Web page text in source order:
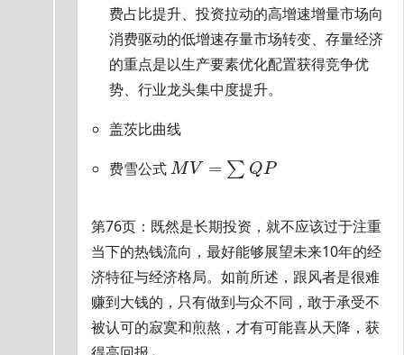
费占比提升、投资拉动的高增速增量市场向
消费驱动的低增速存量市场转变、存量经济
的重点是以生产要素优化配置获得竞争优
势、行业龙头集中度提升。
盖茨比曲线
费雪公式 M V = ∑ QP
第76页：既然是长期投资，就不应该过于注重
当下的热钱流向，最好能够展望未来10年的经
济特征与经济格局。如前所述，跟风者是很难
赚到大钱的，只有做到与众不同，敢于承受不
被认可的寂寞和煎熬，才有可能喜从天降，获